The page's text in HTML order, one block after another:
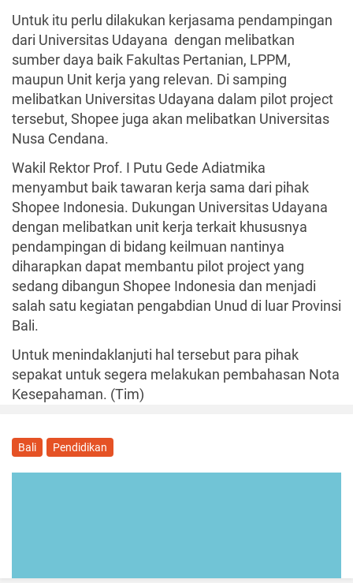
Untuk itu perlu dilakukan kerjasama pendampingan
dari Universitas Udayana dengan melibatkan
sumber daya baik Fakultas Pertanian, LPPM,
maupun Unit kerja yang relevan. Di samping
melibatkan Universitas Udayana dalam pilot project
tersebut, Shopee juga akan melibatkan Universitas
Nusa Cendana.
Wakil Rektor Prof. I Putu Gede Adiatmika
menyambut baik tawaran kerja sama dari pihak
Shopee Indonesia. Dukungan Universitas Udayana
dengan melibatkan unit kerja terkait khususnya
pendampingan di bidang keilmuan nantinya
diharapkan dapat membantu pilot project yang
sedang dibangun Shopee Indonesia dan menjadi
salah satu kegiatan pengabdian Unud di luar Provinsi
Bali.
Untuk menindaklanjuti hal tersebut para pihak
sepakat untuk segera melakukan pembahasan Nota
Kesepahaman. (Tim)
Bali Pendidikan